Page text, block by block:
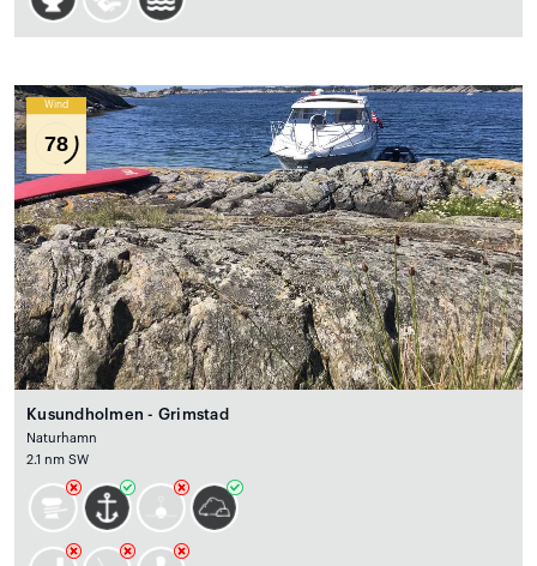
Wind
78
Kusundholmen - Grimstad
Naturhamn
2.1 nm SW